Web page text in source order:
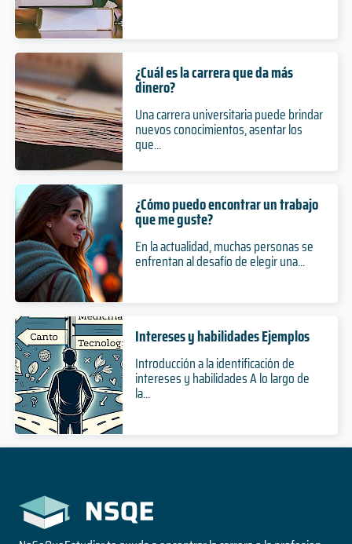
¿Cuál es la carrera que da más
dinero?
Una carrera universitaria puede brindar
nuevos conocimientos, asentar los
que...
¿Cómo puedo encontrar un trabajo
que me guste?
En la actualidad, muchas personas se
enfrentan al desafío de elegir una...
Intereses y habilidades Ejemplos
Introducción a la identificación de
intereses y habilidades A lo largo de
la...